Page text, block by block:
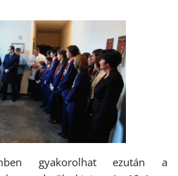
gyakorolhat ezután a